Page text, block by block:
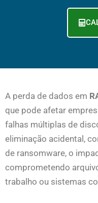
A perda de dados em
que pode afetar
falhas múltiplas de
eliminação acidental,
de ransomware, o
comprometendo
trabalho ou sistemas